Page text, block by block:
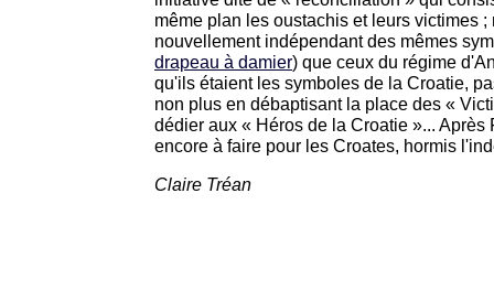
même plan les oustachis et leurs victimes ;
nouvellement indépendant des mêmes
drapeau à damier) que ceux du régime
qu'ils étaient les symboles de la Croatie,
non plus en débaptisant la place des «
dédier aux « Héros de la Croatie »... Après
encore à faire pour les Croates, hormis
Claire Tréan